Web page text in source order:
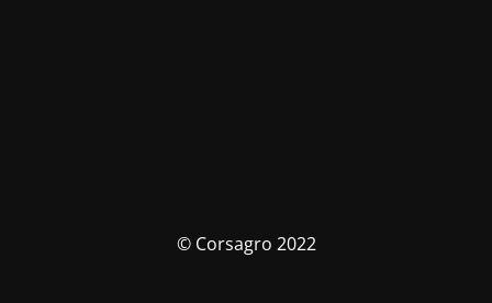
© Corsagro 2022